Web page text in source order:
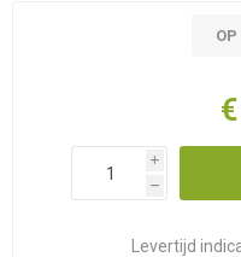
OP
i
h
Levertijd